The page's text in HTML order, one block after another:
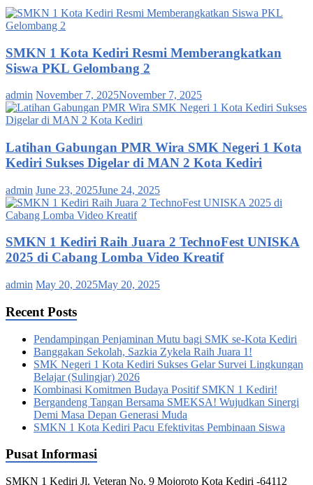
SMKN 1 Kota Kediri Resmi Memberangkatkan
Siswa PKL Gelombang 2
admin November 7, 2025November 7, 2025
Latihan Gabungan PMR Wira SMK Negeri 1 Kota
Kediri Sukses Digelar di MAN 2 Kota Kediri
admin June 23, 2025June 24, 2025
SMKN 1 Kediri Raih Juara 2 TechnoFest UNISKA
2025 di Cabang Lomba Video Kreatif
admin May 20, 2025May 20, 2025
Recent Posts
Pendampingan Penjaminan Mutu bagi SMK se-Kota Kediri
Banggakan Sekolah, Sazkia Zykela Raih Juara 1!
SMK Negeri 1 Kota Kediri Sukses Gelar Survei Lingkungan
Belajar (Sulingjar) 2026
Kombinasi Komitmen Budaya Positif SMKN 1 Kediri!
Bergandeng Tangan Bersama SMEKSA! Wujudkan Sinergi
Demi Masa Depan Generasi Muda
SMKN 1 Kota Kediri Pacu Efektivitas Pembinaan Siswa
Pusat Informasi
SMKN 1 Kediri Jl. Veteran No. 9 Mojoroto Kota Kediri -64112